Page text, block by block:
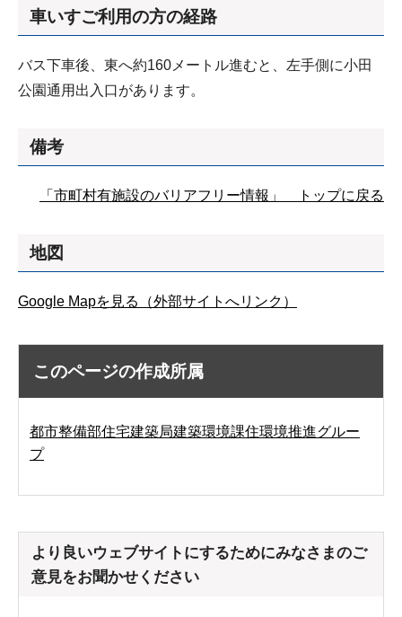
車いすご利用の方の経路
バス下車後、東へ約160メートル進むと、左手側に小田
公園通用出入口があります。
備考
「市町村有施設のバリアフリー情報」 トップに戻る
地図
Google Mapを見る（外部サイトへリンク）
このページの作成所属
都市整備部住宅建築局建築環境課住環境推進グルー
プ
より良いウェブサイトにするためにみなさまのご
意見をお聞かせください